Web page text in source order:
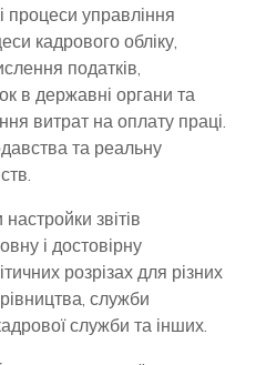
процеси управління
кадрового обліку,
податків,
в державні органи та
витрат на оплату праці.
та реальну
звітів
і достовірну
розрізах для різних
служби
служби та інших.